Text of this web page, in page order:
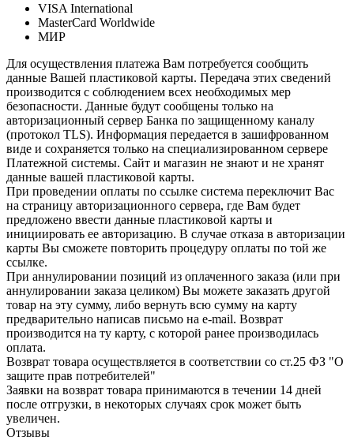
VISA International
MasterCard Worldwide
МИР
Для осуществления платежа Вам потребуется сообщить
данные Вашей пластиковой карты. Передача этих сведений
производится с соблюдением всех необходимых мер
безопасности. Данные будут сообщены только на
авторизационный сервер Банка по защищенному каналу
(протокол TLS). Информация передается в зашифрованном
виде и сохраняется только на специализированном сервере
Платежной системы. Сайт и магазин не знают и не хранят
данные вашей пластиковой карты.
При проведении оплаты по ссылке система переключит Вас
на страницу авторизационного сервера, где Вам будет
предложено ввести данные пластиковой карты и
инициировать ее авторизацию. В случае отказа в авторизации
карты Вы сможете повторить процедуру оплаты по той же
ссылке.
При аннулировании позиций из оплаченного заказа (или при
аннулировании заказа целиком) Вы можете заказать другой
товар на эту сумму, либо вернуть всю сумму на карту
предварительно написав письмо на e-mail. Возврат
производится на ту карту, с которой ранее производилась
оплата.
Возврат товара осуществляется в соответствии со ст.25 ФЗ "О
защите прав потребителей"
Заявки на возврат товара принимаются в течении 14 дней
после отгрузки, в некоторых случаях срок может быть
увеличен.
Отзывы